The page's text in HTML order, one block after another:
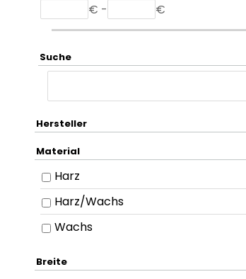
€ - €
Suche
Hersteller
Material
Harz
Harz/Wachs
Wachs
Breite